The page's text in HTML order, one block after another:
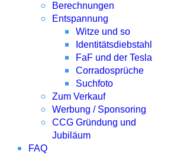
Berechnungen
Entspannung
Witze und so
Identitätsdiebstahl
FaF und der Tesla
Corradosprüche
Suchfoto
Zum Verkauf
Werbung / Sponsoring
CCG Gründung und
Jubiläum
FAQ